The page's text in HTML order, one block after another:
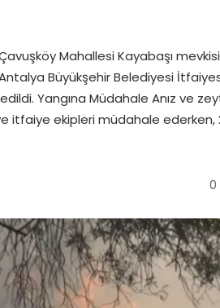
Mahallesi Kayabaşı
Antalya Büyükşehir Belediyesi
Yangına Müdahale Anız ve
itfaiye ekipleri müdahale ederken,
0